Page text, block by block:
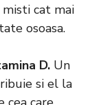
cat mai
osoasa.
D. Un
si el la